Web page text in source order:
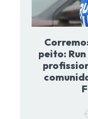
peito: Run